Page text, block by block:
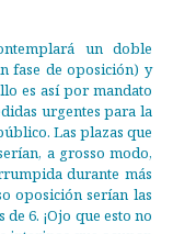
un doble
fase de oposición) y
es así por mandato
urgentes para la
Las plazas que
a grosso modo,
durante más
oposición serían las
6. ¡Ojo que esto no